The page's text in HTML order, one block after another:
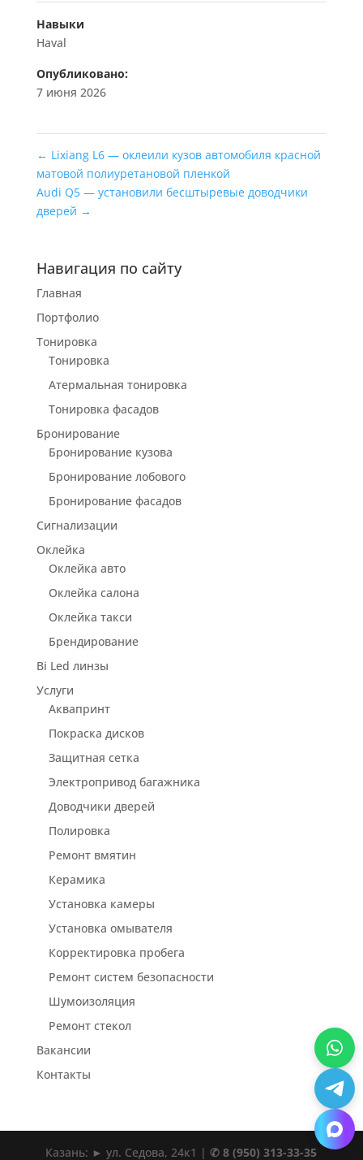
Навыки
Haval
Опубликовано:
7 июня 2026
← Lixiang L6 — оклеили кузов автомобиля красной
матовой полиуретановой пленкой
Audi Q5 — установили бесштыревые доводчики
дверей →
Навигация по сайту
Главная
Портфолио
Тонировка
Тонировка
Атермальная тонировка
Тонировка фасадов
Бронирование
Бронирование кузова
Бронирование лобового
Бронирование фасадов
Сигнализации
Оклейка
Оклейка авто
Оклейка салона
Оклейка такси
Брендирование
Bi Led линзы
Услуги
Аквапринт
Покраска дисков
Защитная сетка
Электропривод багажника
Доводчики дверей
Полировка
Ремонт вмятин
Керамика
Установка камеры
Установка омывателя
Корректировка пробега
Ремонт систем безопасности
Шумоизоляция
Ремонт стекол
Вакансии
Контакты
Казань: ► ул. Седова, 24к1 |✆ 8 (950) 313-33-35